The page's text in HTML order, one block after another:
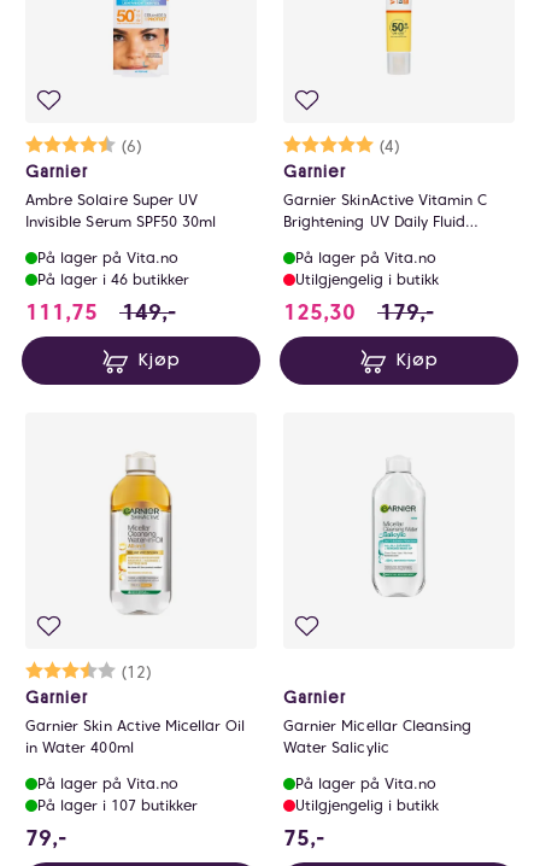
Karakter:
(6)
4.7 av 5 mulige
Garnier
Ambre Solaire Super UV
Invisible Serum SPF50 30ml
På lager på Vita.no
På lager i 46 butikker
111,75 111.75 i stedet for 149 NOK, du sparer 37.25
149,-
Kjøp
Karakter:
(4)
5.0 av 5 mulige
Garnier
Garnier SkinActive Vitamin C
Brightening UV Daily Fluid
På lager på Vita.no
Utilgjengelig i butikk
125,30 125.3 i stedet for
179,-
Kjøp
Karakter:
(12)
3.8 av 5 mulige
Garnier
Garnier Skin Active Micellar Oil
in Water 400ml
På lager på Vita.no
På lager i 107 butikker
79,-
Garnier
Garnier Micellar Cleansing
Water Salicylic
På lager på Vita.no
Utilgjengelig i butikk
75,-